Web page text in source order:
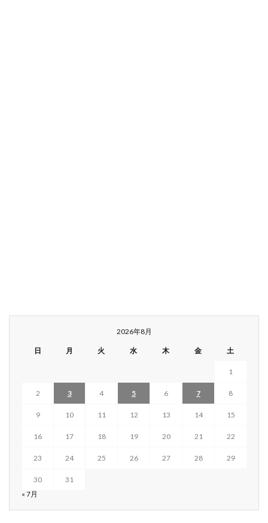
2026年8月
日 月 火 水 木 金 土
1
2 3 4 5 6 7 8
9 10 11 12 13 14 15
16 17 18 19 20 21 22
23 24 25 26 27 28 29
30
31
« 7月